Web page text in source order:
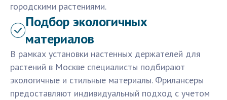
городскими растениями.
Подбор экологичных
материалов
В рамках установки настенных держателей для
растений в Москве специалисты подбирают
экологичные и стильные материалы. Фрилансеры
предоставляют индивидуальный подход с учетом